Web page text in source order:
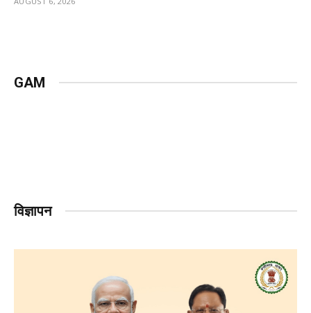
GAM
विज्ञापन